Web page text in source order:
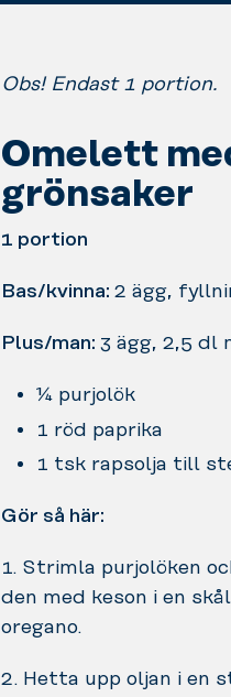
Obs! Endast 1 portion.
Omelett
grönsaker
1 portion
Bas/kvinna: 2 ägg,
Plus/man: 3 ägg, 2,5 dl
¼ purjolök
1 röd paprika
1 tsk rapsolja till
Gör så här:
1. Strimla purjolöken
den med keson i en
oregano.
2. Hetta upp oljan i en